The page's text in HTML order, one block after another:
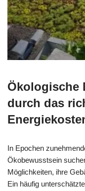
Ökologische
durch das
In Epochen
Ökobewusstsein
Möglichkeiten, ihre
Ein häufig